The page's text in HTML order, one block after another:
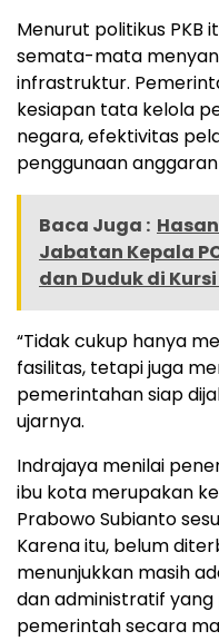
Menurut politikus PKB
semata-mata
infrastruktur.
kesiapan tata kelola
negara, efektivitas
penggunaan
Baca Juga :
Jabatan Kepala
dan Duduk di
“Tidak cukup hanya
fasilitas, tetapi juga
pemerintahan siap
ujarnya.
Indrajaya menilai
ibu kota merupakan
Prabowo Subianto
Karena itu, belum
menunjukkan masih
dan administratif
pemerintah secara